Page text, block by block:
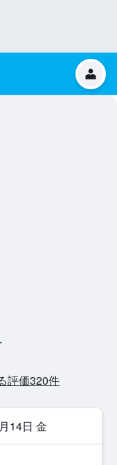
評価320​件
14日 金